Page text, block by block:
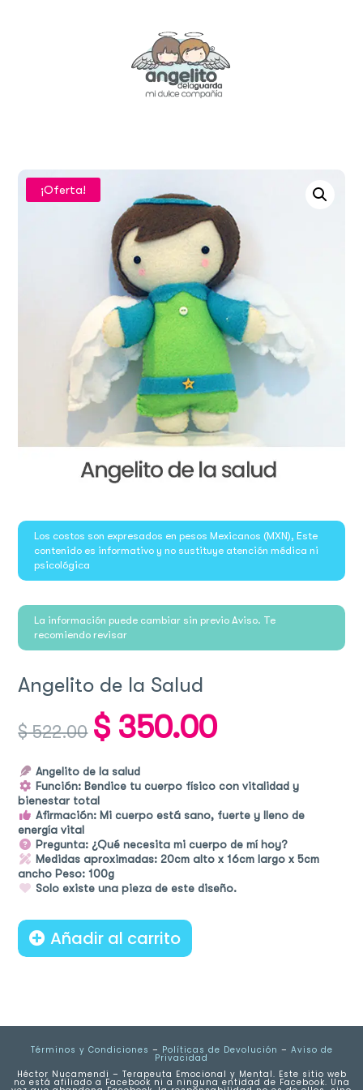
¡Oferta!
Los costos son expresados en pesos Mexicanos (MXN), Este
contenido es informativo y no sustituye atención médica ni
psicológica
La información puede cambiar sin previo Aviso. Te
recomiendo revisar
Angelito de la Salud
$522.00 Original
price
$ 522.00.
$350.00Current
price
Angelito de la salud
Función: Bendice tu cuerpo físico con vitalidad y
bienestar total
Afirmación: Mi cuerpo está sano, fuerte y lleno de
energía vital
Pregunta: ¿Qué necesita mi cuerpo de mí hoy?
Medidas aproximadas: 20cm alto x 16cm largo x 5cm
ancho Peso: 100g
Solo existe una pieza de este diseño.
Añadir al carrito
Términos y Condiciones – Políticas de Devolución – Aviso de
Privacidad
Héctor Nucamendi – Terapeuta Emocional y Mental. Este sitio web
no está afiliado a Facebook ni a ninguna entidad de Facebook. Una